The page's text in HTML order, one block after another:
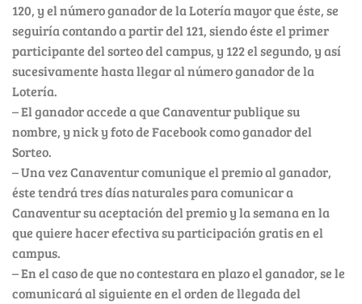
120, y el número ganador de la Lotería mayor que éste, se
seguiría contando a partir del 121, siendo éste el primer
participante del sorteo del campus, y 122 el segundo, y así
sucesivamente hasta llegar al número ganador de la
Lotería.
– El ganador accede a que Canaventur publique su
nombre, y nick y foto de Facebook como ganador del
Sorteo.
– Una vez Canaventur comunique el premio al ganador,
éste tendrá tres días naturales para comunicar a
Canaventur su aceptación del premio y la semana en la
que quiere hacer efectiva su participación gratis en el
campus.
– En el caso de que no contestara en plazo el ganador, se le
comunicará al siguiente en el orden de llegada del